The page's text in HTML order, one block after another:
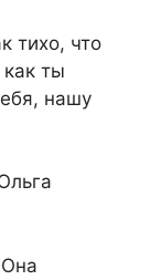
тихо, что
ты
нашу